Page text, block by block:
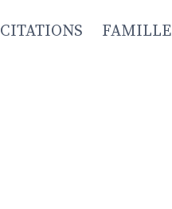
CITATIONS FAMILLE